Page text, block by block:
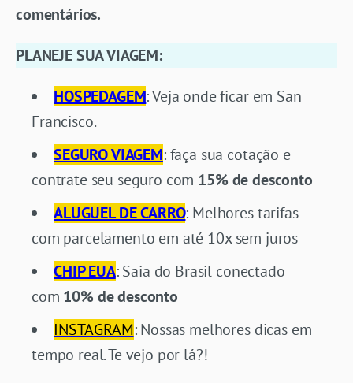
comentários.
PLANEJE SUA VIAGEM:
HOSPEDAGEM: Veja onde ficar em San
Francisco.
SEGURO VIAGEM: faça sua cotação e
contrate seu seguro com 15% de desconto
ALUGUEL DE CARRO: Melhores tarifas
com parcelamento em até 10x sem juros
CHIP EUA: Saia do Brasil conectado
com 10% de desconto
INSTAGRAM: Nossas melhores dicas em
tempo real. Te vejo por lá?!